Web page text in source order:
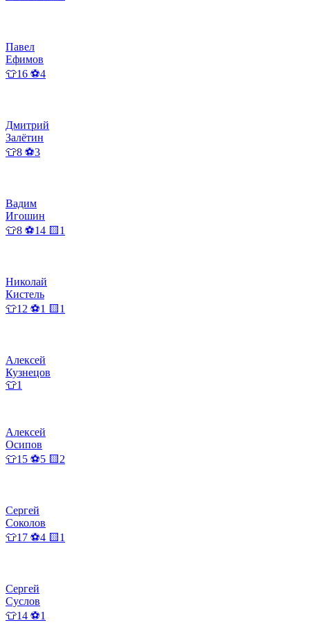
Павел
Ефимов
👕16 ⚽4
Дмитрий
Залётин
👕8 ⚽3
Вадим
Игошин
👕8 ⚽14 🟨1
Николай
Кистель
👕12 ⚽1 🟨1
Алексей
Кузнецов
👕1
Алексей
Осипов
👕15 ⚽5 🟨2
Сергей
Соколов
👕17 ⚽4 🟨1
Сергей
Суслов
👕14 ⚽1